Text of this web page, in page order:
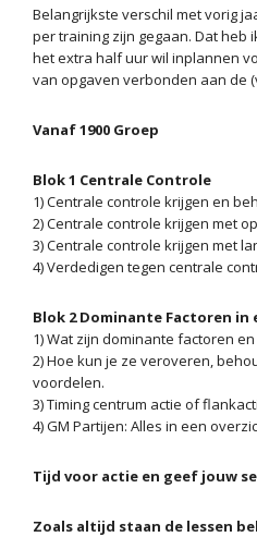
Belangrijkste verschil met vorig
per training zijn gegaan. Dat heb
het extra half uur wil inplannen
van opgaven verbonden aan de
Vanaf 1900 Groep
Blok 1 Centrale Controle
1) Centrale controle krijgen en
2) Centrale controle krijgen met
3) Centrale controle krijgen met
4) Verdedigen tegen centrale
Blok 2 Dominante Factoren in
1) Wat zijn dominante factoren
2) Hoe kun je ze veroveren,
voordelen.
3) Timing centrum actie of
4) GM Partijen: Alles in een
Tijd voor actie en geef jouw
Zoals altijd staan de lessen